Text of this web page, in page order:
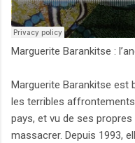
Marguerite Barankitse :
Marguerite Barankitse est
les terribles
pays, et vu de ses
massacrer. Depuis 1993,